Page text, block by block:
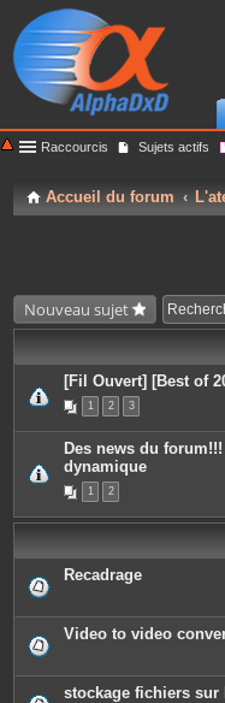
Raccourcis Sujets actifs
Accueil du forum
Nouveau sujet
[Fil Ouvert] [Best of
1 2 3
Des news du
dynamique
1 2
Recadrage
Video to video
stockage fichiers sur